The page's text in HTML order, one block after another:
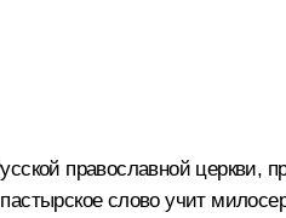
православной
слово учит